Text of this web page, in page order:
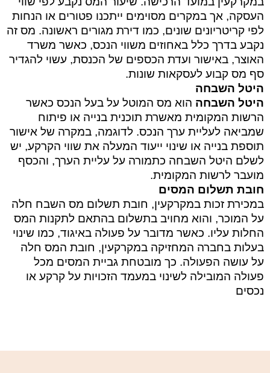
העסקה, אך במקרים מסוימים ייתכנו פטורים או הנחות
לפי קריטריונים שונים, כמו דירת מגורים ראשונה. מס זה
נקבע בדרך כלל באחוזים משווי הנכס, כאשר משרד
האוצר, באישור ועדת הכספים של הכנסת, עשוי להגדיר
סף מס קבוע לעסקאות שונות.
היטל השבחה
היטל השבחה הוא מס המוטל על בעל הנכס כאשר
הרשות המקומית מאשרת תוכנית בנייה או פיתוח
שמביאה לעליית ערך הנכס. לדוגמה, במקרה של אישור
תוספת בנייה או שינוי ייעוד המעלה את שווי הקרקע, יש
לשלם היטל השבחה כתמורה על עליית הערך, והכסף
מועבר לרשות המקומית.
חובת תשלום המסים
במכירת זכות במקרקעין, חובת תשלום מס השבח חלה
על המוכר, והוא מחויב בתשלום בהתאם לתקנות המס
החלות עליו. כאשר מדובר על פעולה באיגוד, כמו שינוי
בעלות בחברה המחזיקה במקרקעין, חובת המס חלה
על עושה הפעולה. כך מובטחת גביית המסים מכל
פעולה המובילה לשינוי במעמד הזכויות על קרקע או
נכסים